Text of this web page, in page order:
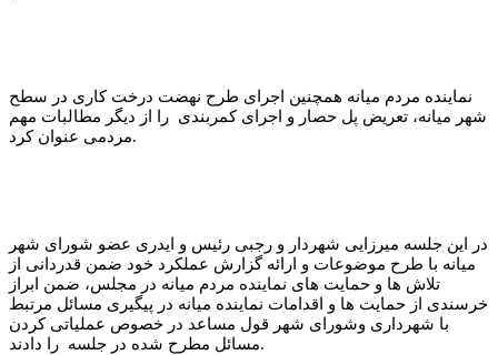
نماینده مردم میانه همچنین اجرای طرح نهضت درخت کاری در سطح
شهر میانه، تعریض پل حصار و اجرای کمربندی را از دیگر مطالبات مهم
مردمی عنوان کرد.
در این جلسه میرزایی شهردار و رجبی رئیس و ایدری عضو شورای شهر
میانه با طرح موضوعات و ارائه گزارش عملکرد خود ضمن قدردانی از
تلاش ها و حمایت های نماینده مردم میانه در مجلس، ضمن ابراز
خرسندی از حمایت ها و اقدامات نماینده میانه در پیگیری مسائل مرتبط
با شهرداری وشورای شهر قول مساعد در خصوص عملیاتی کردن
مسائل مطرح شده در جلسه را دادند.